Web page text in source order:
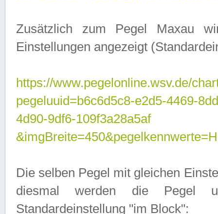
Zusätzlich zum Pegel Maxau
Einstellungen angezeigt
https://www.pegelonline.wsv.de/
pegeluuid=b6c6d5c8-e2d5-4469-
4d90-9df6-109f3a28a5af
Die selben Pegel mit gleichen
diesmal werden die Pegel
Standardeinstellung "im Block":